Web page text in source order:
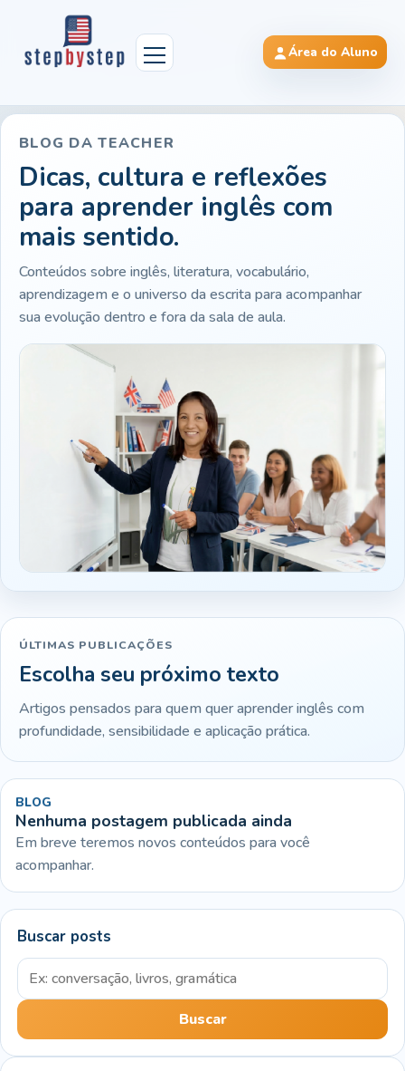
Área do Aluno
BLOG DA TEACHER
Dicas, cultura e reflexões
para aprender inglês com
mais sentido.
Conteúdos sobre inglês, literatura, vocabulário,
aprendizagem e o universo da escrita para acompanhar
sua evolução dentro e fora da sala de aula.
ÚLTIMAS PUBLICAÇÕES
Escolha seu próximo texto
Artigos pensados para quem quer aprender inglês com
profundidade, sensibilidade e aplicação prática.
BLOG
Nenhuma postagem publicada ainda
Em breve teremos novos conteúdos para você
acompanhar.
Buscar posts
Buscar por palavra-chave
Buscar